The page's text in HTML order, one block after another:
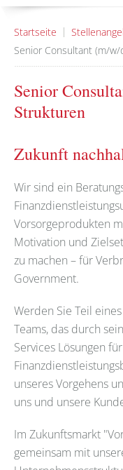
Startseite
Senior Consultant (m/
Senior
Strukturen
Zukunft
Wir sind ein
Vorsorgeprodukten
Motivation und
zu machen – für
Government.
Werden Sie Teil
Teams, das durch
Services Lösungen
unseres Vorgehens
uns und unsere
Im Zukunftsmarkt
gemeinsam mit